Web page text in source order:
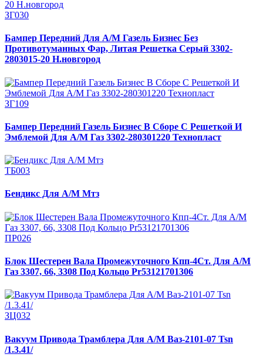
ЗГ030
Бампер Передний Для А/М Газель Бизнес Без
Противотуманных Фар, Литая Решетка Серый 3302-
2803015-20 Н.новгород
ЗГ109
Бампер Передний Газель Бизнес В Сборе С Решеткой И
Эмблемой Для А/М Газ 3302-280301220 Технопласт
ТБ003
Бендикс Для А/М Мтз
ПР026
Блок Шестерен Вала Промежуточного Кпп-4Ст. Для А/М
Газ 3307, 66, 3308 Под Кольцо Pr53121701306
ЗЦ032
Вакуум Привода Трамблера Для А/М Ваз-2101-07 Tsn
/1.3.41/